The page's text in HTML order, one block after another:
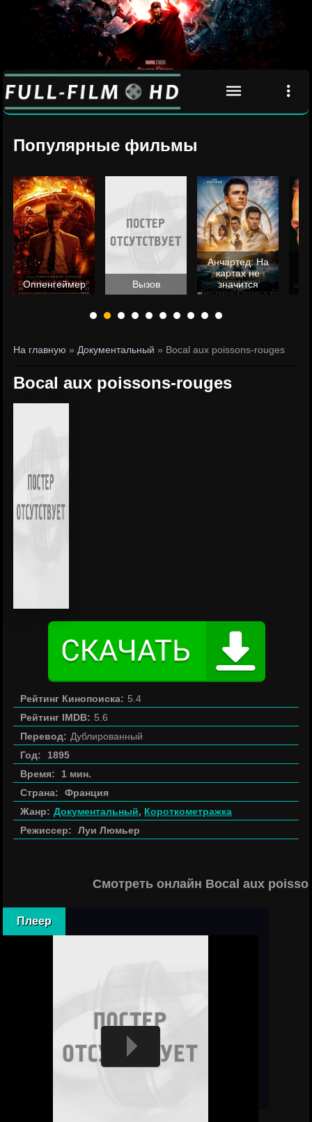
Популярные фильмы
Оппенгеймер Вызов
Анчартед: На
картах не
значится
На главную » Документальный » Bocal aux poissons-rouges
Bocal aux poissons-rouges
Рейтинг Кинопоиска: 5.4
Рейтинг IMDB: 5.6
Перевод: Дублированный
Год:
1895
Время:
1 мин.
Страна:
Франция
Жанр: Документальный, Короткометражка
Режиссер:
Луи Люмьер
Смотреть онлайн Bocal aux
Плеер